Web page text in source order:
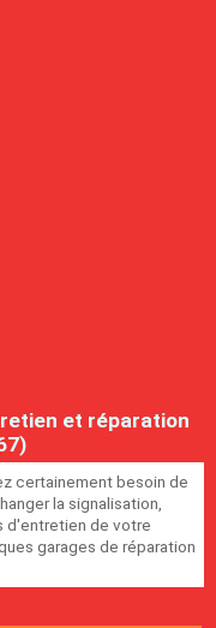
et réparation
certainement besoin de
la signalisation,
d'entretien de votre
garages de réparation